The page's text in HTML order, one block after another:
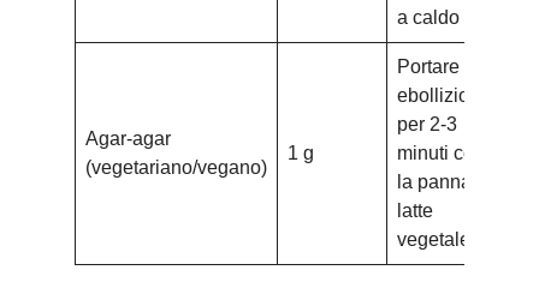
a caldo
Agar-agar
(vegetariano/vegano)
1 g
Portare a
ebollizione
per 2-3
minuti con
la panna o
latte
vegetale